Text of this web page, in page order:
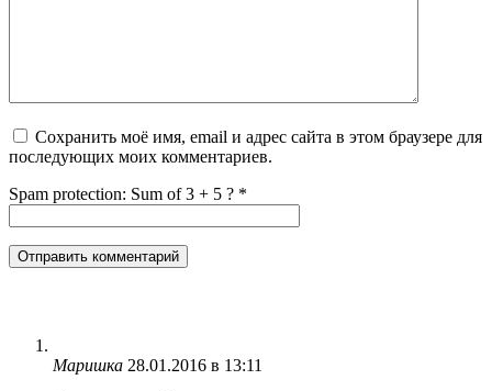
Сохранить моё имя, email и адрес сайта в этом браузере для
последующих моих комментариев.
Spam protection: Sum of 3 + 5 ? *
Маришка 28.01.2016 в 13:11